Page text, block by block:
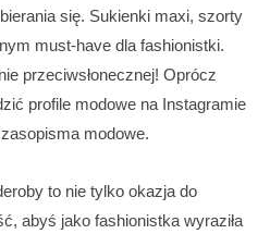
się. Sukienki maxi, szorty
must-have dla fashionistki.
przeciwsłonecznej! Oprócz
profile modowe na Instagramie
modowe.
to nie tylko okazja do
abyś jako fashionistka wyraziła